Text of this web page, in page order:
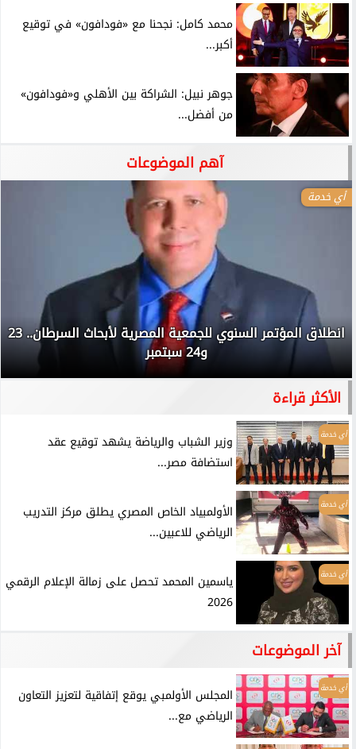
محمد كامل: نجحنا مع «فودافون» في توقيع
أكبر...
جوهر نبيل: الشراكة بين الأهلي و«فودافون»
من أفضل...
آهم الموضوعات
أي خدمة
انطلاق المؤتمر السنوي للجمعية المصرية لأبحاث السرطان.. 23
و24 سبتمبر
الأكثر قراءة
أي خدمة
وزير الشباب والرياضة يشهد توقيع عقد
استضافة مصر...
أي خدمة
الأولمبياد الخاص المصري يطلق مركز التدريب
الرياضي للاعبين...
أي خدمة
ياسمين المحمد تحصل على زمالة الإعلام الرقمي
2026
آخر الموضوعات
أي خدمة
المجلس الأولمبي يوقع إتفاقية لتعزيز التعاون
الرياضي مع...